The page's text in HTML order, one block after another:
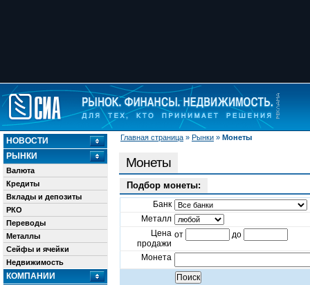
Главная страница » Рынки » Монеты
НОВОСТИ
РЫНКИ
Валюта
Кредиты
Вклады и депозиты
РКО
Переводы
Металлы
Сейфы и ячейки
Недвижимость
КОМПАНИИ
Монеты
Подбор монеты:
Банк
Металл
Цена
продажи
от до
Монета